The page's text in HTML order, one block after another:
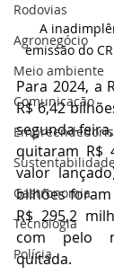
Rodovias
Agronegócio
Meio ambiente
Comunicação
Gastronomia
Tecnologia
Polícia
A
emissão do
Para 2024, a
R$ 6,42
segunda-
quitaram R$
valor
bilhões
R$ 295,2
com pelo
quitada.